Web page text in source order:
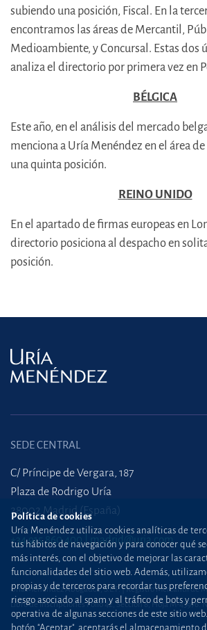
subiendo una posición, Fiscal. En la
encontramos las áreas de Mercantil,
Medioambiente, y Concursal. Estas dos
analiza el directorio por primera vez en
BÉLGICA
Este año, en el análisis del mercado
menciona a Uría Menéndez en el área
una quinta posición.
REINO UNIDO
En el apartado de firmas europeas en
directorio posiciona al despacho en
posición.
SEDE CENTRAL
C/ Príncipe de Vergara, 187
Plaza de Rodrigo Uría
28002 Madrid (España)
+34 915 860 400 madrid@uria.com
Uría Menéndez Abogados, S.L.P. | Registro Mercantil de
Libro de Inscripciones Folio 42, Sección 8, Hoja M-43976.
Política de cookies
Uría Menéndez utiliza cookies analíticas de
tus hábitos de navegación y para conocer qué
más interés, con el objetivo de mejorar las
funcionalidades del sitio web. Además,
propias y de terceros para recordar tus
riesgo asociado al spam y al tráfico de bots y
operativa de algunas secciones de este sitio
botón "Aceptar", aceptarás el almacenamiento